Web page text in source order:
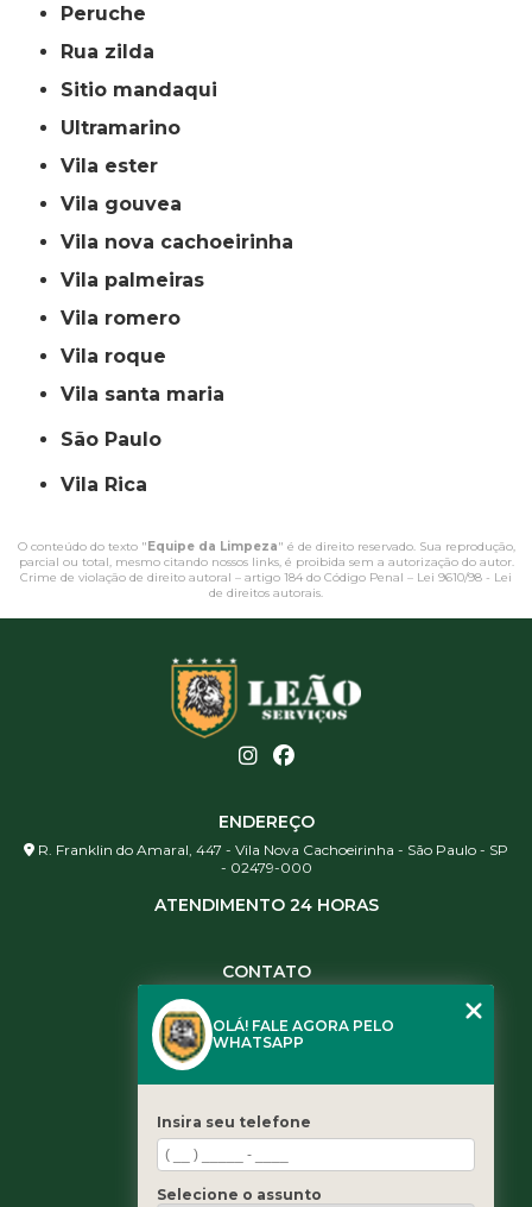
peruche
rua zilda
sitio mandaqui
ultramarino
vila ester
vila gouvea
vila nova cachoeirinha
vila palmeiras
vila romero
vila roque
vila santa maria
São Paulo
Vila Rica
O conteúdo do texto "Equipe da Limpeza" é de direito reservado. Sua reprodução,
parcial ou total, mesmo citando nossos links, é proibida sem a autorização do autor.
Crime de violação de direito autoral – artigo 184 do Código Penal – Lei 9610/98 - Lei
de direitos autorais.
ENDEREÇO
R. Franklin do Amaral, 447 - Vila Nova Cachoeirinha - São Paulo - SP
- 02479-000
ATENDIMENTO 24 HORAS
CONTATO
(11) 3461-5871
contato@leaoservicos.com.br
Home
OLÁ! FALE AGORA PELO
WHATSAPP
Insira seu telefone
Selecione o assunto